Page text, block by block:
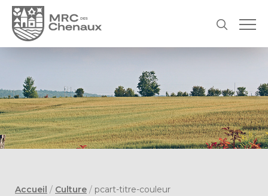
Accueil / Culture / pcart-titre-couleur